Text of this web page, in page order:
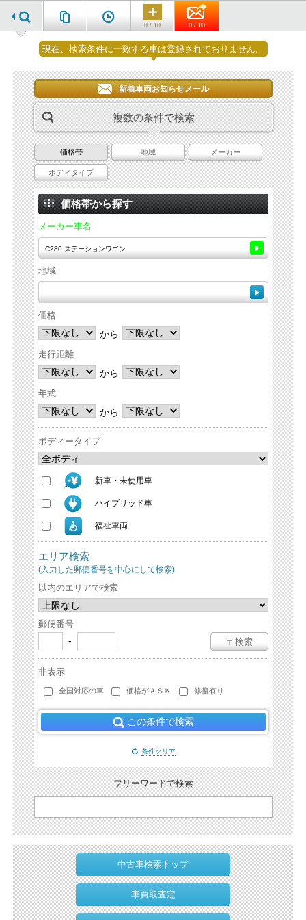
0 / 10 0 / 10
現在、検索条件に一致する車は登録されておりません。
新着車両お知らせメール
複数の条件で検索
価格帯 地域 メーカー
ボディタイプ
価格帯から探す
メーカー車名
地域
価格
から
走行距離
から
年式
から
ボディータイプ
新車・未使用車
ハイブリッド車
福祉車両
エリア検索
(入力した郵便番号を中心にして検索)
以内のエリアで検索
郵便番号
- 〒検索
非表示
全国対応の車 価格がＡＳＫ 修復有り
この条件で検索
条件クリア
フリーワードで検索
中古車検索トップ
車買取査定